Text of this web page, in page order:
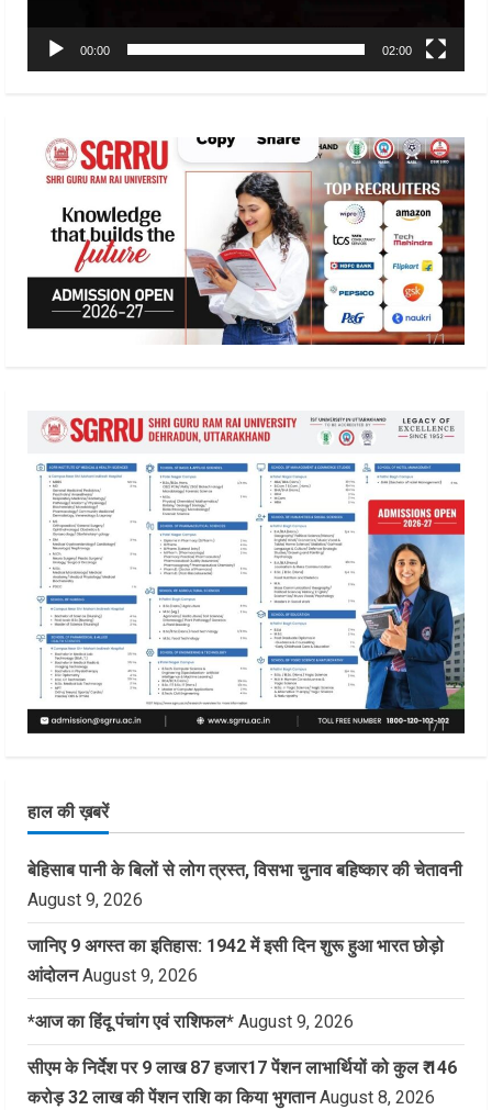
00:00 02:00
हाल की ख़बरें
बेहिसाब पानी के बिलों से लोग त्रस्त, विसभा चुनाव बहिष्कार की चेतावनी
August 9, 2026
जानिए 9 अगस्त का इतिहास: 1942 में इसी दिन शुरू हुआ भारत छोड़ो
आंदोलन August 9, 2026
*आज का हिंदू पंचांग एवं राशिफल* August 9, 2026
सीएम के निर्देश पर 9 लाख 87 हजार17 पेंशन लाभार्थियों को कुल ₹ 146
करोड़ 32 लाख की पेंशन राशि का किया भुगतान August 8, 2026